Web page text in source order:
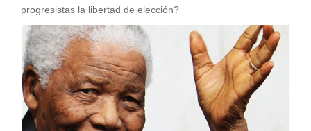
progresistas la libertad de elección?